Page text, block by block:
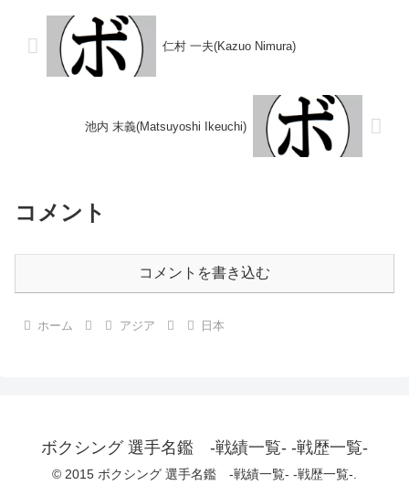
年度東日本スーパーライト...
仁村 一夫(Kazuo Nimura)
池内 末義(Matsuyoshi Ikeuchi)
コメント
コメントを書き込む
ホーム アジア 日本
ボクシング 選手名鑑 -戦績一覧- -戦歴一覧-
© 2015 ボクシング 選手名鑑 -戦績一覧- -戦歴一覧-.